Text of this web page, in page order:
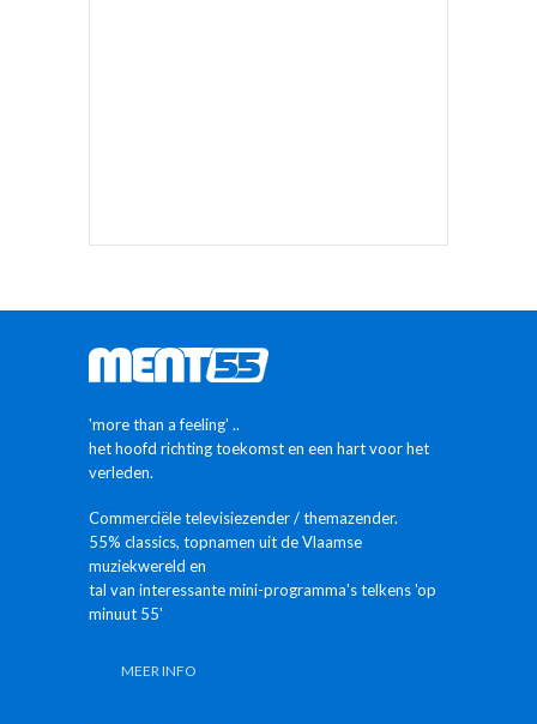
'more than a feeling' ..
het hoofd richting toekomst en een hart voor het
verleden.
Commerciële televisiezender / themazender.
55% classics, topnamen uit de Vlaamse
muziekwereld en
tal van interessante mini-programma's telkens 'op
minuut 55'
MEER INFO